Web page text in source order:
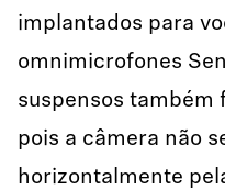
implantados para
omnimicrofones
suspensos também
pois a câmera não
horizontalmente